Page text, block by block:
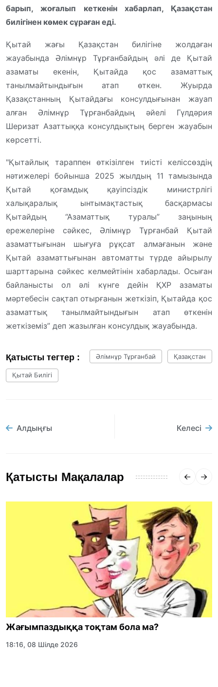
барып, жоғалып кеткенін хабарлап, Қазақстан
билігінен көмек сұраған еді.
Қытай жағы Қазақстан билігіне жолдаған
жауабында Әлімнұр Тұрғанбайдың әлі де Қытай
азаматы екенін, Қытайда қос азаматтық
танылмайтындығын атап өткен. Жуырда
Қазақстанның Қытайдағы консулдығынан жауап
алған Әлімнұр Тұрғанбайдың әйелі Гүлдәрия
Шеризат Азаттыққа консулдықтың берген жауабын
көрсетті.
"Қытайлық тараппен өткізілген тиісті келіссөздің
нәтижелері бойынша 2025 жылдың 11 тамызында
Қытай қоғамдық қауіпсіздік министрлігі
халықаралық ынтымақтастық басқармасы
Қытайдың “Азаматтық туралы” заңының
ережелеріне сәйкес, Әлімнұр Тұрғанбай Қытай
азаматтығынан шығуға рұқсат алмағанын және
Қытай азаматтығынан автоматты түрде айырылу
шарттарына сәйкес келмейтінін хабарлады. Осыған
байланысты ол әлі күнге дейін ҚХР азаматы
мәртебесін сақтап отырғанын жеткізіп, Қытайда қос
азаматтық танылмайтындығын атап өткенін
жеткіземіз” деп жазылған консулдық жауабында.
Қатысты тегтер : Әлімнұр Тұрғанбай Қазақстан
Қытай Билігі
Алдыңғы Келесі
Қатысты Мақалалар
Жағымпаздыққа тоқтам бола ма?
18:16, 08 Шілде 2026